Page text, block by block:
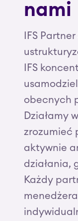
nami
IFS
IFS
obecnych
Działamy
zrozumieć
aktywnie
działania,
Każdy